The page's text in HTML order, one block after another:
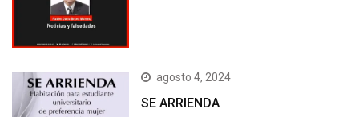
agosto 4, 2024
SE ARRIENDA